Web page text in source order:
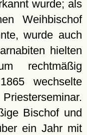
wurde; als
Weihbischof
wurde auch
hielten
rechtmäßig
wechselte
Bischof und
ein Jahr mit